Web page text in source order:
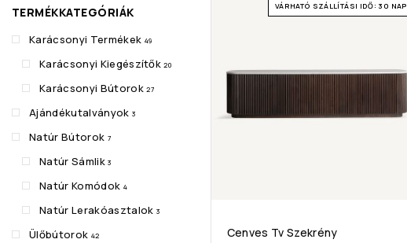
TERMÉKKATEGÓRIÁK
Karácsonyi Termékek 49
Karácsonyi Kiegészítők 20
Karácsonyi Bútorok 27
Ajándékutalványok 3
Natúr Bútorok 7
Natúr Sámlik 3
Natúr Komódok 4
Natúr Lerakóasztalok 3
Ülőbútorok 42
VÁRHATÓ SZÁLLÍTÁSI IDŐ: 30 NAP
Cenves Tv Szekrény